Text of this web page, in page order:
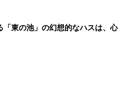
「東の池」の幻想的なハスは、心